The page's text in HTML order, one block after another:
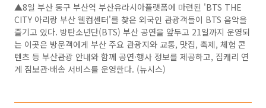
▲8일 부산 동구 부산역 부산유라시아플랫폼에 마련된 'BTS THE
CITY 아리랑 부산 웰컴센터'를 찾은 외국인 관광객들이 BTS 음악을
즐기고 있다. 방탄소년단(BTS) 부산 공연을 앞두고 21일까지 운영되
는 이곳은 방문객에게 부산 주요 관광지와 교통, 맛집, 축제, 체험 콘
텐츠 등 부산관광 안내와 함께 공연·행사 정보를 제공하고, 짐캐리 연
계 짐보관·배송 서비스를 운영한다. (뉴시스)